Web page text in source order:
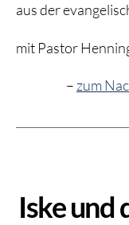
aus der
mit Pastor
–zum
Iske und